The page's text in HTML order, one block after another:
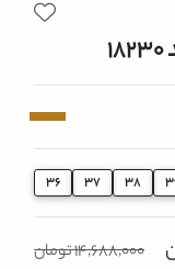
36 37 38
14,688,000 تومان